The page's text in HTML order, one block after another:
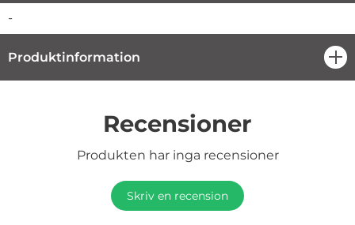
Produktbeskrivning
-
Produktinformation
Recensioner
Produkten har inga recensioner
Skriv en recension